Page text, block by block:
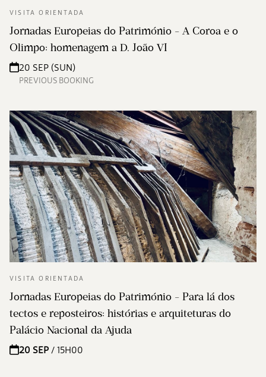
VISITA ORIENTADA
Jornadas Europeias do Património - A Coroa e o
Olimpo: homenagem a D. João VI
20 SEP (SUN)
PREVIOUS BOOKING
VISITA ORIENTADA
Jornadas Europeias do Património - Para lá dos
tectos e reposteiros: histórias e arquiteturas do
Palácio Nacional da Ajuda
20 SEP / 15H00